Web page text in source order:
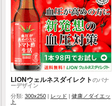
LIONウェルネスダイレクトのバナ
ーデザイン
分類: 300x250 | レッド | 健康／ダイエッ
ト